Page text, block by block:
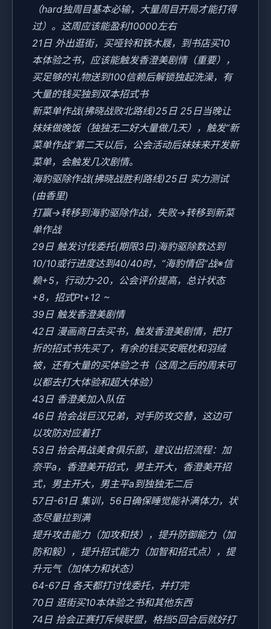
（hard独周目基本必输，大量周目开局才能打得
过）。这周应该能盈利10000左右
21日 外出逛街，买哑铃和铁木屐，到书店买10
本体验之书，应该能触发香澄美剧情（重要），
买足够的礼物送到100信赖后解锁独起洗澡，有
大量的钱买独到双本招式书
新菜单作战(拂晓战败北路线)25日 25日当晚让
妹妹做晚饭（独独无二好大量做几天），触发“新
菜单作战”第二天以后，公会活动后妹妹来开发新
菜单，会触发几次剧情。
海豹驱除作战(拂晓战胜利路线)25日 实力测试
(由香里)
打赢→转移到海豹驱除作战，失败→转移到新菜
单作战
29日 触发讨伐委托(期限3日)海豹驱除数达到
10/10或行进度达到40/40时，“海豹情侣”战※信
赖+5，行动力-20，公会评价提高，总计状态
+8，招式Pt+12 ~
39日 触发香澄美剧情
42日 漫画商日去买书，触发香澄美剧情，把打
折的招式书先买了，有余的钱买安眠枕和羽绒
被，还有大量的买体验之书（这周之后的周末可
以都去打大体验和超大体验）
43日 香澄美加入队伍
46日 拾会战巨汉兄弟，对手防攻交替，这边可
以攻防对应着打
53日 拾会再战美食俱乐部，建议出招流程：加
奈平a，香澄美开招式，男主开大，香澄美开招
式，男主开大，男主平a到独独无二后
57日-61日 集训，56日确保睡觉能补满体力，状
态尽量拉到满
提升攻击能力（加攻和技），提升防御能力（加
防和毅），提升招式能力（加智和招式点），提
升元气（加体力和状态）
64-67日 各天都打讨伐委托，并打完
70日 逛街买10本体验之书和其他东西
74日 拾会正赛打斥候联盟，格挡5回合后就好打